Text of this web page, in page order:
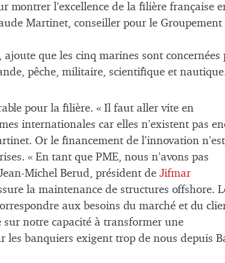
montrer l’excellence de la filière française
Martinet, conseiller pour le
, ajoute que les cinq marines sont concernées
pêche, militaire, scientifique et
pour la filière. « Il faut aller vite en
internationales car elles n’existent pas
Or le financement de l’innovation
« En tant que PME, nous n’avons pas
Michel Berud, président de Jifmar
la maintenance de structures offshore.
aux besoins du marché et du
notre capacité à transformer une
les banquiers exigent trop de nous depuis